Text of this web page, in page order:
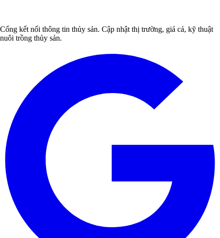
Cổng kết nối thông tin thủy sản. Cập nhật thị trường, giá cả, kỹ thuật
nuôi trồng thủy sản.